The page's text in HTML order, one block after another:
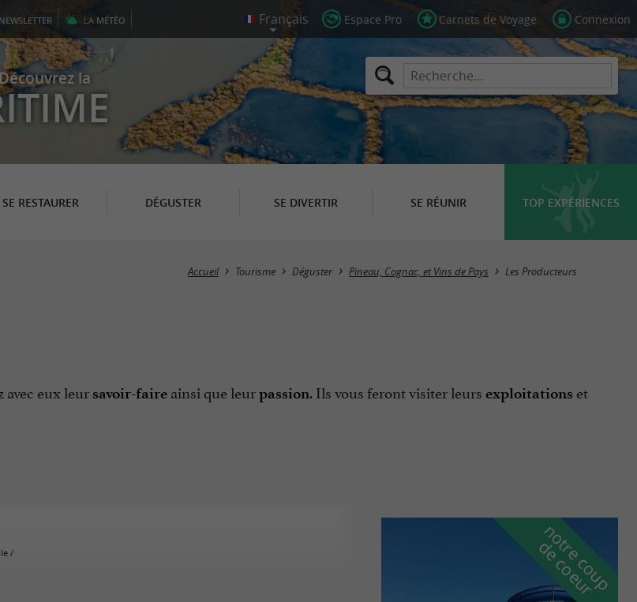
NEWSLETTER LA MÉTÉO Espace Pro Carnets de Voyage Connexion
la
SE RESTAURER DÉGUSTER SE DIVERTIR SE RÉUNIR TOP EXPÉRIENCES
Masquer la carte
Accueil Tourisme Déguster Pineau, Cognac, et Vins de Pays Les Producteurs
avec eux leur savoir-faire ainsi que leurpassion. Ils vous feront visiter leurs exploitations et
/
n
o
t
r
e
c
o
u
p
d
e
c
o
e
u
r